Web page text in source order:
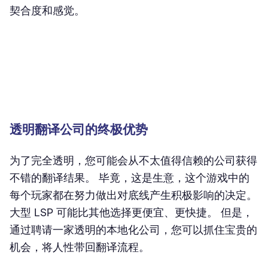
契合度和感觉。
透明翻译公司的终极优势
为了完全透明，您可能会从不太值得信赖的公司获得
不错的翻译结果。 毕竟，这是生意，这个游戏中的
每个玩家都在努力做出对底线产生积极影响的决定。
大型 LSP 可能比其他选择更便宜、更快捷。 但是，
通过聘请一家透明的本地化公司，您可以抓住宝贵的
机会，将人性带回翻译流程。